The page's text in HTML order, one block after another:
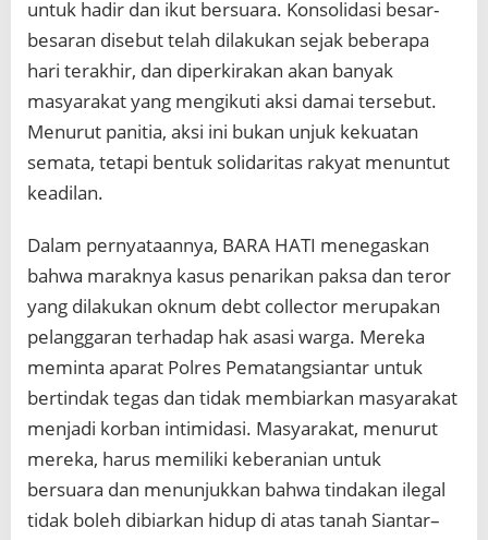
untuk hadir dan ikut bersuara. Konsolidasi besar-
besaran disebut telah dilakukan sejak beberapa
hari terakhir, dan diperkirakan akan banyak
masyarakat yang mengikuti aksi damai tersebut.
Menurut panitia, aksi ini bukan unjuk kekuatan
semata, tetapi bentuk solidaritas rakyat menuntut
keadilan.
Dalam pernyataannya, BARA HATI menegaskan
bahwa maraknya kasus penarikan paksa dan teror
yang dilakukan oknum debt collector merupakan
pelanggaran terhadap hak asasi warga. Mereka
meminta aparat Polres Pematangsiantar untuk
bertindak tegas dan tidak membiarkan masyarakat
menjadi korban intimidasi. Masyarakat, menurut
mereka, harus memiliki keberanian untuk
bersuara dan menunjukkan bahwa tindakan ilegal
tidak boleh dibiarkan hidup di atas tanah Siantar–